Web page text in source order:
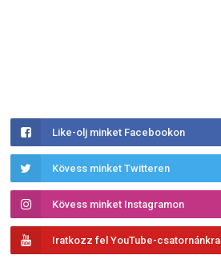
Like-olj minket Facebookon
Kövess minket Twitteren
Kövess minket Instagramon
Iratkozz fel YouTube-csatornánkra